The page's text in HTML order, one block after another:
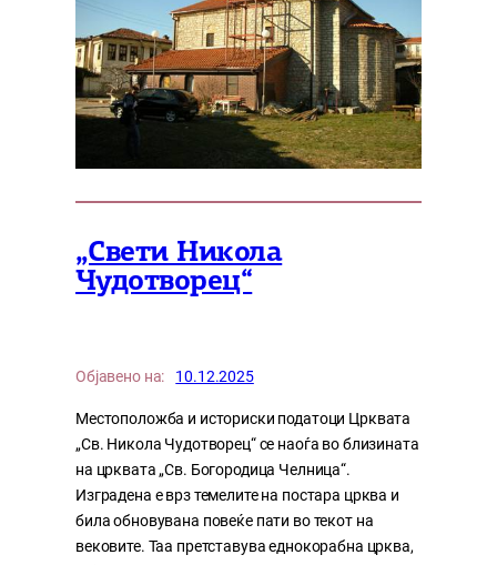
„Свети Никола
Чудотворец“
Објавено на: 10.12.2025
Местоположба и историски податоци Црквата
„Св. Никола Чудотворец“ се наоѓа во близината
на црквата „Св. Богородица Челница“.
Изградена е врз темелите на постара црква и
била обновувана повеќе пати во текот на
вековите. Таа претставува еднокорабна црква,